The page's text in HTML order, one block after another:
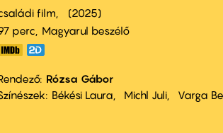
film
2025
perc,
Magyarul beszélő
Rózsa Gábor
Békési Laura Michl Juli Varga